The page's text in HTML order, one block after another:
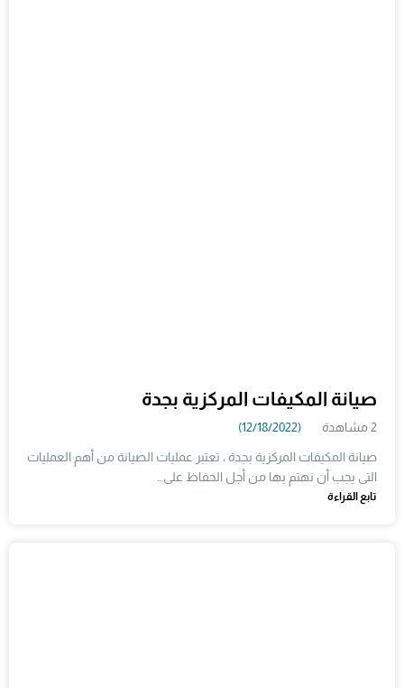
صيانة المكيفات المركزية بجدة
2 مشاهدة (12/18/2022)
صيانة المكيفات المركزية بجدة ، تعتبر عمليات الصيانة من أهم العمليات
التى يجب أن نهتم بها من أجل الحفاظ على…
تابع القراءة